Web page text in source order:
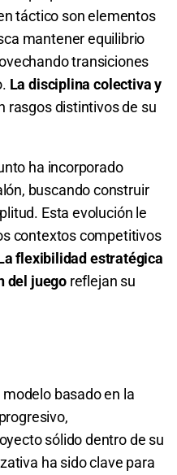
S/ 20
S/ 12,20
S/ 9,50
S/ 74,70
S/ 8,50
S/ 8,50
S/ 11,20
S/ 28
S/ 2,70
S/ 1
táctico son elementos
mantener equilibrio
transiciones
La disciplina colectiva y
rasgos distintivos de su
ha incorporado
buscando construir
Esta evolución le
contextos competitivos
flexibilidad estratégica
del juegoreflejan su
basado en la
sólido dentro de su
ha sido clave para